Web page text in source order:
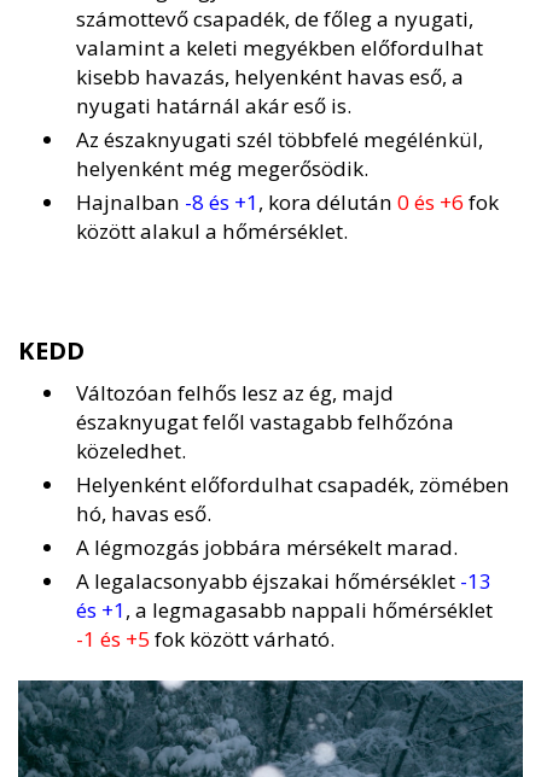
számottevő csapadék, de főleg a nyugati,
valamint a keleti megyékben előfordulhat
kisebb havazás, helyenként havas eső, a
nyugati határnál akár eső is.
Az északnyugati szél többfelé megélénkül,
helyenként még megerősödik.
Hajnalban -8 és +1, kora délután 0 és +6 fok
között alakul a hőmérséklet.
KEDD
Változóan felhős lesz az ég, majd
északnyugat felől vastagabb felhőzóna
közeledhet.
Helyenként előfordulhat csapadék, zömében
hó, havas eső.
A légmozgás jobbára mérsékelt marad.
A legalacsonyabb éjszakai hőmérséklet -13
és +1, a legmagasabb nappali hőmérséklet
-1 és +5 fok között várható.